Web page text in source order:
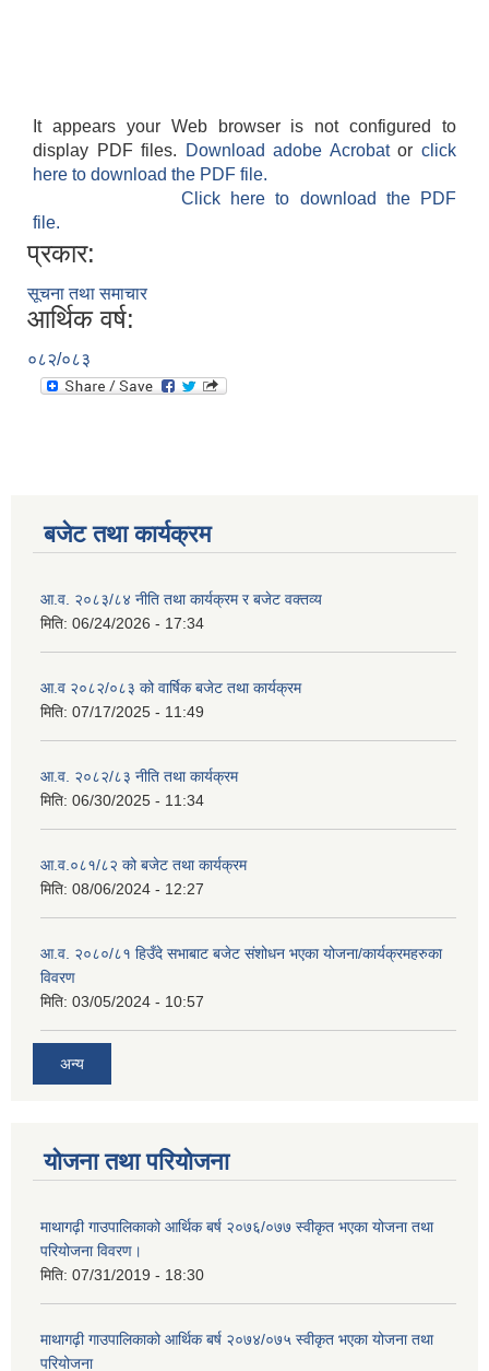
It appears your Web browser is not configured to
display PDF files.
Download adobe Acrobatorclick
here to download the PDF file.
Click here to download the PDF
file.
प्रकार:
सूचना तथा समाचार
आर्थिक वर्ष:
०८२/०८३
बजेट तथा कार्यक्रम
आ.व. २०८३/८४ नीति तथा कार्यक्रम र बजेट वक्तव्य
मिति: 06/24/2026 - 17:34
आ.व २०८२/०८३ को वार्षिक बजेट तथा कार्यक्रम
मिति: 07/17/2025 - 11:49
आ.व. २०८२/८३ नीति तथा कार्यक्रम
मिति: 06/30/2025 - 11:34
आ.व.०८१/८२ को बजेट तथा कार्यक्रम
मिति: 08/06/2024 - 12:27
आ.व. २०८०/८१ हिउँदे सभाबाट बजेट संशोधन भएका योजना/कार्यक्रमहरुका
विवरण
मिति: 03/05/2024 - 10:57
अन्य
योजना तथा परियोजना
माथागढ़ी गाउपालिकाको आर्थिक बर्ष २०७६/०७७ स्वीकृत भएका योजना तथा
परियोजना विवरण।
मिति: 07/31/2019 - 18:30
माथागढ़ी गाउपालिकाको आर्थिक बर्ष २०७४/०७५ स्वीकृत भएका योजना तथा
परियोजना